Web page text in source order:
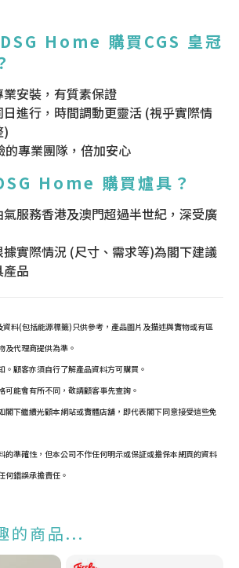
Home 購買CGS 皇冠
安裝，有質素保證
進行，時間調動更靈活 (視乎實際情
)
的專業團隊，倍加安心
Home 購買爐具？
服務香港及澳門超過半世紀，深受廣
實際情況 (尺寸、需求等)為閣下建議
品
資料(包括能源標籤)只供參考，產品圖片及描述與實物或有區
及代理商提供為準。
。顧客亦須自行了解產品資料方可購買。
可能會有所不同，敬請顧客事先查詢。
閣下繼續光顧本網站或實體店舖，即代表閣下同意接受這些免
的準確性，但本公司不作任何明示或保証或擔保本網頁的資料
何錯誤承擔責任。
的商品...